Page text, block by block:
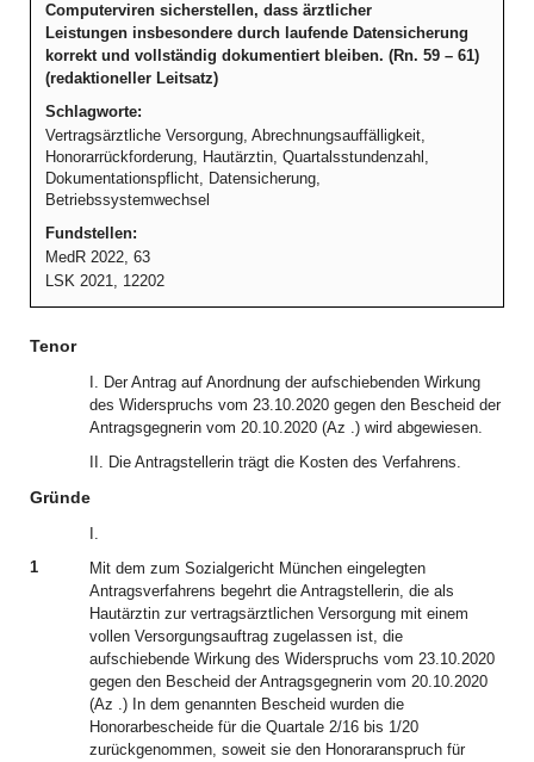
Computerviren sicherstellen, dass ärztlicher
Leistungen insbesondere durch laufende Datensicherung
korrekt und vollständig dokumentiert bleiben. (Rn. 59 – 61)
(redaktioneller Leitsatz)
Schlagworte:
Vertragsärztliche Versorgung, Abrechnungsauffälligkeit,
Honorarrückforderung, Hautärztin, Quartalsstundenzahl,
Dokumentationspflicht, Datensicherung,
Betriebssystemwechsel
Fundstellen:
MedR 2022, 63
LSK 2021, 12202
Tenor
I. Der Antrag auf Anordnung der aufschiebenden Wirkung
des Widerspruchs vom 23.10.2020 gegen den Bescheid der
Antragsgegnerin vom 20.10.2020 (Az .) wird abgewiesen.
II. Die Antragstellerin trägt die Kosten des Verfahrens.
Gründe
I.
1
Mit dem zum Sozialgericht München eingelegten
Antragsverfahrens begehrt die Antragstellerin, die als
Hautärztin zur vertragsärztlichen Versorgung mit einem
vollen Versorgungsauftrag zugelassen ist, die
aufschiebende Wirkung des Widerspruchs vom 23.10.2020
gegen den Bescheid der Antragsgegnerin vom 20.10.2020
(Az .) In dem genannten Bescheid wurden die
Honorarbescheide für die Quartale 2/16 bis 1/20
zurückgenommen, soweit sie den Honoraranspruch für